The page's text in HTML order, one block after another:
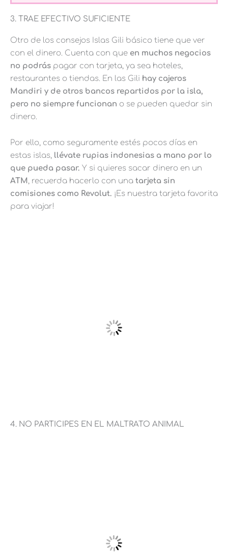
3. TRAE EFECTIVO SUFICIENTE
Otro de los consejos Islas Gili básico tiene que ver
con el dinero. Cuenta con que en muchos negocios
no podrás pagar con tarjeta, ya sea hoteles,
restaurantes o tiendas. En las Gili hay cajeros
Mandiri y de otros bancos repartidos por la isla,
pero no siempre funcionan o se pueden quedar sin
dinero.
Por ello, como seguramente estés pocos días en
estas islas, llévate rupias indonesias a mano por lo
que pueda pasar. Y si quieres sacar dinero en un
ATM , recuerda hacerlo con una tarjeta sin
comisiones como Revolut. ¡Es nuestra tarjeta favorita
para viajar!
4. NO PARTICIPES EN EL MALTRATO ANIMAL